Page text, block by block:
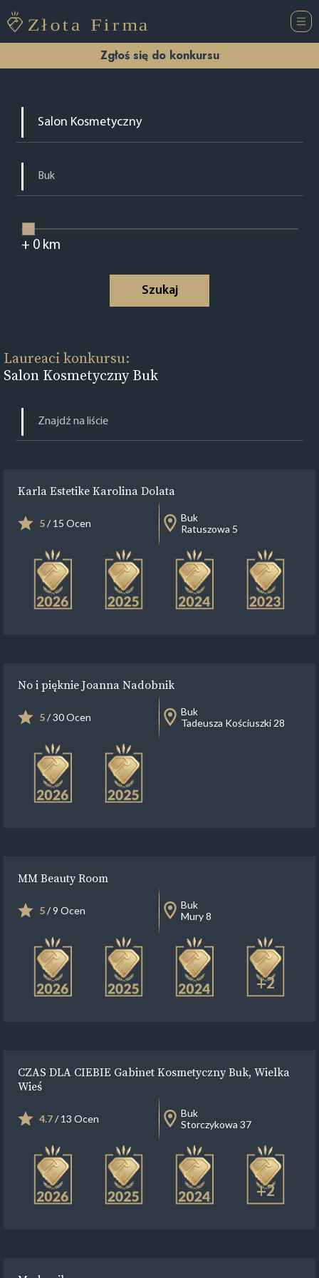
Zgłoś się do konkursu
+ 0km
Szukaj
Laureaci konkursu:
Salon Kosmetyczny Buk
Karla Estetike Karolina Dolata
5/ 15 Ocen
Buk
Ratuszowa 5
No i pięknie Joanna Nadobnik
5/ 30 Ocen
Buk
Tadeusza Kościuszki 28
MM Beauty Room
5/ 9 Ocen
Buk
Mury 8
+2
CZAS DLA CIEBIE Gabinet Kosmetyczny Buk, Wielka
Wieś
4.7/ 13 Ocen
Buk
Storczykowa 37
+2